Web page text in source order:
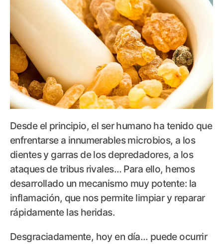
Desde el principio, el ser humano ha tenido que
enfrentarse a innumerables microbios, a los
dientes y garras de los depredadores, a los
ataques de tribus rivales… Para ello, hemos
desarrollado un mecanismo muy potente: la
inflamación, que nos permite limpiar y reparar
rápidamente las heridas.
Desgraciadamente, hoy en día… puede ocurrir